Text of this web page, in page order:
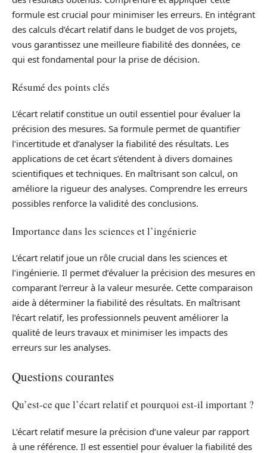
formule est crucial pour minimiser les erreurs. En intégrant
des calculs d’écart relatif dans le budget de vos projets,
vous garantissez une meilleure fiabilité des données, ce
qui est fondamental pour la prise de décision.
Résumé des points clés
L’écart relatif constitue un outil essentiel pour évaluer la
précision des mesures. Sa formule permet de quantifier
l’incertitude et d’analyser la fiabilité des résultats. Les
applications de cet écart s’étendent à divers domaines
scientifiques et techniques. En maîtrisant son calcul, on
améliore la rigueur des analyses. Comprendre les erreurs
possibles renforce la validité des conclusions.
Importance dans les sciences et l’ingénierie
L’écart relatif joue un rôle crucial dans les sciences et
l’ingénierie. Il permet d’évaluer la précision des mesures en
comparant l’erreur à la valeur mesurée. Cette comparaison
aide à déterminer la fiabilité des résultats. En maîtrisant
l’écart relatif, les professionnels peuvent améliorer la
qualité de leurs travaux et minimiser les impacts des
erreurs sur les analyses.
Questions courantes
Qu’est-ce que l’écart relatif et pourquoi est-il important ?
L’écart relatif mesure la précision d’une valeur par rapport
à une référence. Il est essentiel pour évaluer la fiabilité des